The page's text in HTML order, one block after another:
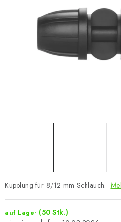
SMARTER GARTEN
Geschäftsbewertung Kaufberatung
Kupplung für 8/12 mm Schlauch.
auf Lager (50 Stk.)